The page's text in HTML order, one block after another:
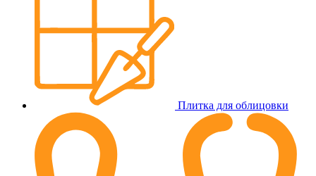
Плитка для облицовки